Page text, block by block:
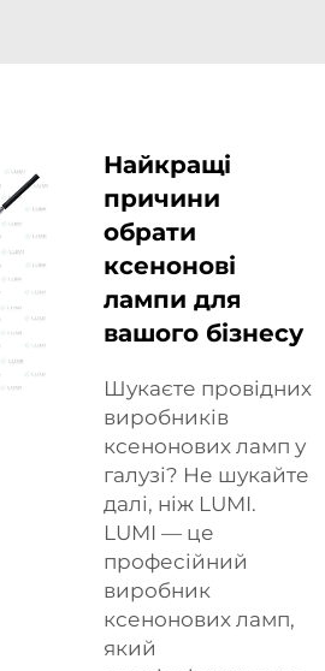
Найкращі
причини
обрати
ксенонові
лампи для
вашого бізнесу
Шукаєте провідних
виробників
ксенонових ламп у
галузі? Не шукайте
далі, ніж LUMI.
LUMI — це
професійний
виробник
ксенонових ламп,
який